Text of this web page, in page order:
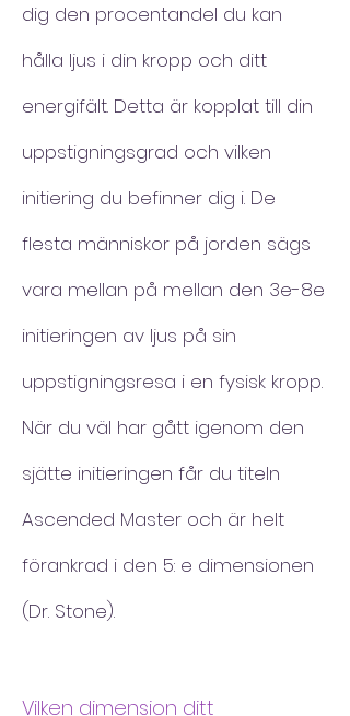
dig den procentandel du kan
hålla ljus i din kropp och ditt
energifält. Detta är kopplat till din
uppstigningsgrad och vilken
initiering du befinner dig i. De
flesta människor på jorden sägs
vara mellan på mellan den 3e-8e
initieringen av ljus på sin
uppstigningsresa i en fysisk kropp.
När du väl har gått igenom den
sjätte initieringen får du titeln
Ascended Master och är helt
förankrad i den 5: e dimensionen
(Dr. Stone).
Vilken dimension ditt